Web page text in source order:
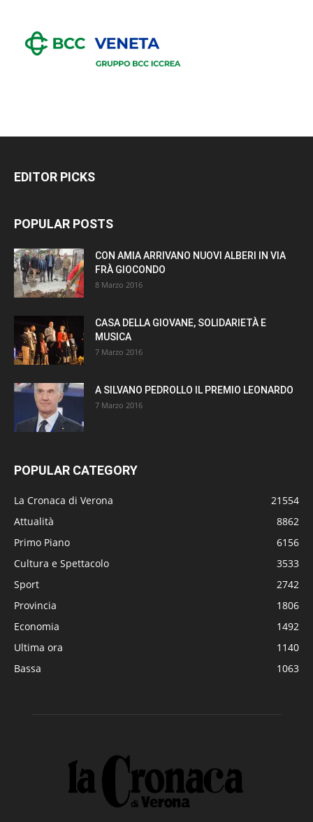
EDITOR PICKS
POPULAR POSTS
CON AMIA ARRIVANO NUOVI ALBERI IN VIA
FRÀ GIOCONDO
8 Marzo 2016
CASA DELLA GIOVANE, SOLIDARIETÀ E
MUSICA
7 Marzo 2016
A SILVANO PEDROLLO IL PREMIO LEONARDO
7 Marzo 2016
POPULAR CATEGORY
La Cronaca di Verona
21554
Attualità
8862
Primo Piano
6156
Cultura e Spettacolo
3533
Sport
2742
Provincia
1806
Economia
1492
Ultima ora
1140
Bassa
1063